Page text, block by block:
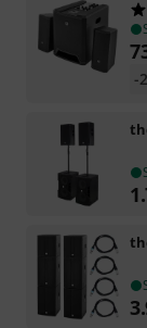
-